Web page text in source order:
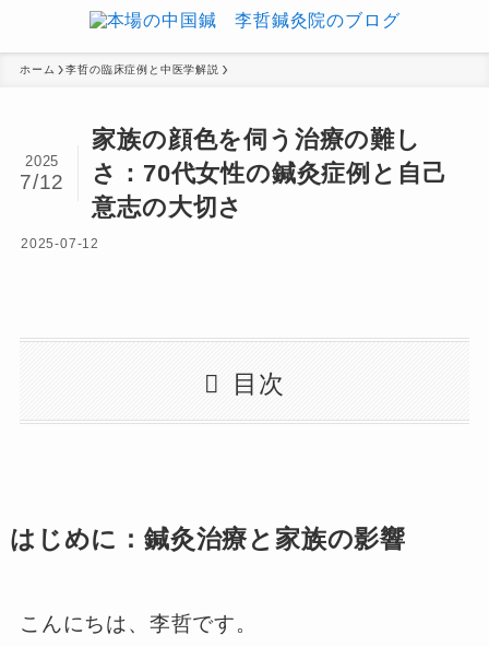
ホーム 李哲の臨床症例と中医学解説
家族の顔色を伺う治療の難し
さ：70代女性の鍼灸症例と自己
意志の大切さ
2025
7/12
2025-07-12
目次
はじめに：鍼灸治療と家族の影響
こんにちは、李哲です。